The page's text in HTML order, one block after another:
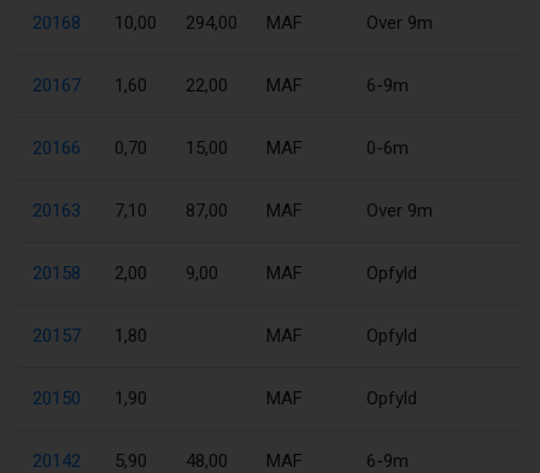
20168 10,00 294,00 MAF Over 9m
20167 1,60 22,00 MAF 6-9m
20166 0,70 15,00 MAF 0-6m
20163 7,10 87,00 MAF Over 9m
20158 2,00 9,00 MAF Opfyld
20157 1,80 MAF Opfyld
20150 1,90 MAF Opfyld
20142 5,90 48,00 MAF 6-9m